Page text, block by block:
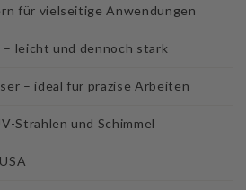
für vielseitige Anwendungen
leicht und dennoch stark
– ideal für präzise Arbeiten
Strahlen und Schimmel